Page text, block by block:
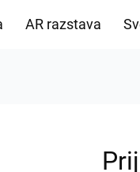
AR razstava